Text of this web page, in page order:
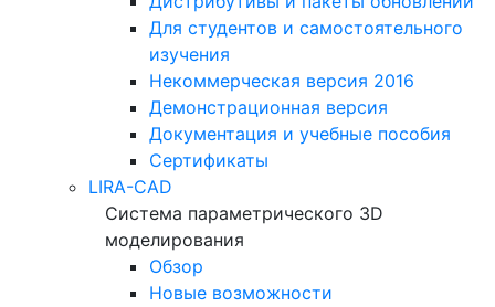
Для студентов и самостоятельного
изучения
Некоммерческая версия 2016
Демонстрационная версия
Документация и учебные пособия
Сертификаты
LIRA-CAD
Система параметрического 3D
моделирования
Обзор
Новые возможности